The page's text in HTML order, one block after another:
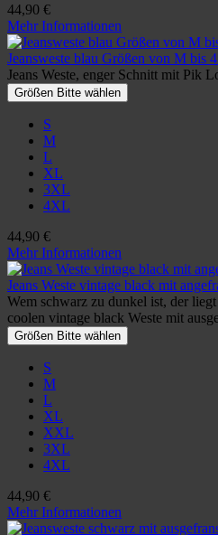
44,90 €
Mehr Informationen
Jeansweste blau Größen von M bis
Jeans Weste, enger Schnitt mit Pik
Größen Bitte wählen
S
M
L
XL
3XL
4XL
44,90 €
Mehr Informationen
Jeans Weste vintage black mit
Wem schwarz zu dunkel ist, der
coolen vintage black Weste mit
Größen Bitte wählen
S
M
L
XL
XXL
3XL
4XL
44,90 €
Mehr Informationen